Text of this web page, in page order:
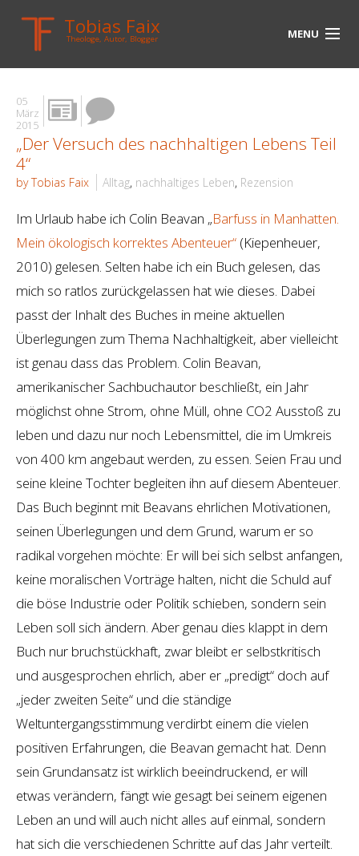
Tobias Faix
Theologe, Autor, Blogger MENU
HOME
BLOG
BIOGRAPHIE
BÜCHER
UNTERWEGS
MEDIEN
LINKS
05
März
2015
„Der Versuch des nachhaltigen Lebens Teil
4“
by Tobias Faix Alltag, nachhaltiges Leben, Rezension
Im Urlaub habe ich Colin Beavan „Barfuss in Manhatten.
Mein ökologisch korrektes Abenteuer“ (Kiepenheuer,
2010) gelesen. Selten habe ich ein Buch gelesen, das
mich so ratlos zurückgelassen hat wie dieses. Dabei
passt der Inhalt des Buches in meine aktuellen
Überlegungen zum Thema Nachhaltigkeit, aber vielleicht
ist genau dass das Problem. Colin Beavan,
amerikanischer Sachbuchautor beschließt, ein Jahr
möglichst ohne Strom, ohne Müll, ohne CO2 Ausstoß zu
leben und dazu nur noch Lebensmittel, die im Umkreis
von 400 km angebaut werden, zu essen. Seien Frau und
seine kleine Tochter begleiten ihn auf diesem Abenteuer.
Das Buch beginnt mit Beavans ehrlichen Motivationen,
seinen Überlegungen und dem Grund, warum er so
radikal vorgehen möchte: Er will bei sich selbst anfangen,
keine moralischen Vorträge halten, nicht die Schuld auf
die böse Industrie oder Politik schieben, sondern sein
Leben soll sich ändern. Aber genau dies klappt in dem
Buch nur bruchstückhaft, zwar bleibt er selbstkritisch
und ausgesprochen ehrlich, aber er „predigt“ doch auf
„jeder zweiten Seite“ und die ständige
Weltuntergangsstimmung verdirbt einem die vielen
positiven Erfahrungen, die Beavan gemacht hat. Denn
sein Grundansatz ist wirklich beeindruckend, er will
etwas verändern, fängt wie gesagt bei seinem eigenen
Leben an und will auch nicht alles auf einmal, sondern
hat sich die verschiedenen Schritte auf das Jahr verteilt.